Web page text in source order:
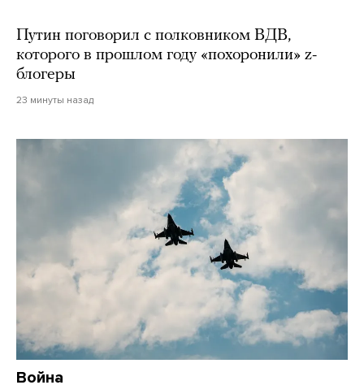
Путин поговорил с полковником ВДВ,
которого в прошлом году «похоронили» z-
блогеры
23 минуты назад
Война